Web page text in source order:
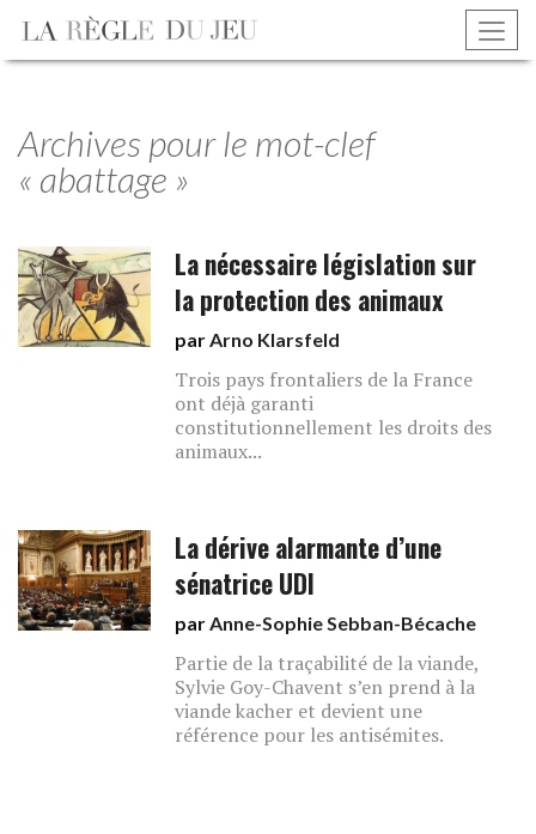
Archives pour le mot-clef
« abattage »
La nécessaire législation sur
la protection des animaux
parArno Klarsfeld
Trois pays frontaliers de la France
ont déjà garanti
constitutionnellement les droits des
animaux...
La dérive alarmante d’une
sénatrice UDI
parAnne-Sophie Sebban-Bécache
Partie de la traçabilité de la viande,
Sylvie Goy-Chavent s’en prend à la
viande kacher et devient une
référence pour les antisémites.